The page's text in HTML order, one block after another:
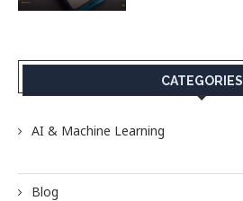
CATEGORIES
AI & Machine Learning
Blog